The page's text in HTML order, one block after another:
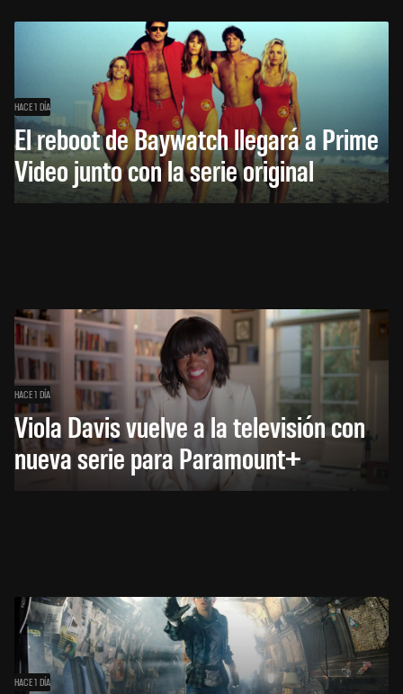
HACE 1 DÍA
El reboot de Baywatch llegará a Prime
Video junto con la serie original
HACE 1 DÍA
Viola Davis vuelve a la televisión con
nueva serie para Paramount+
HACE 1 DÍA